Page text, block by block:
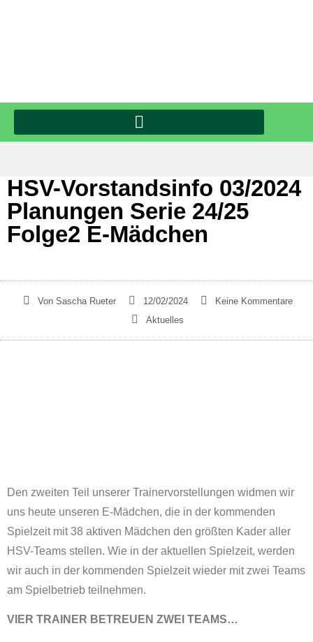
HSV-Vorstandsinfo 03/2024
Planungen Serie 24/25
Folge2 E-Mädchen
VonSascha Rueter 12/02/2024
Keine Kommentare
Aktuelles
Den zweiten Teil unserer Trainervorstellungen widmen wir
uns heute unseren E-Mädchen, die in der kommenden
Spielzeit mit 38 aktiven Mädchen den größten Kader aller
HSV-Teams stellen. Wie in der aktuellen Spielzeit, werden
wir auch in der kommenden Spielzeit wieder mit zwei Teams
am Spielbetrieb teilnehmen.
VIER TRAINER BETREUEN ZWEI TEAMS…